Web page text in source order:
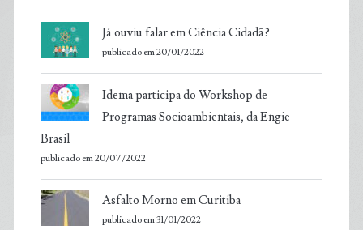
Já ouviu falar em Ciência Cidadã?
publicado em 20/01/2022
Idema participa do Workshop de
Programas Socioambientais, da Engie
Brasil
publicado em 20/07/2022
Asfalto Morno em Curitiba
publicado em 31/01/2022